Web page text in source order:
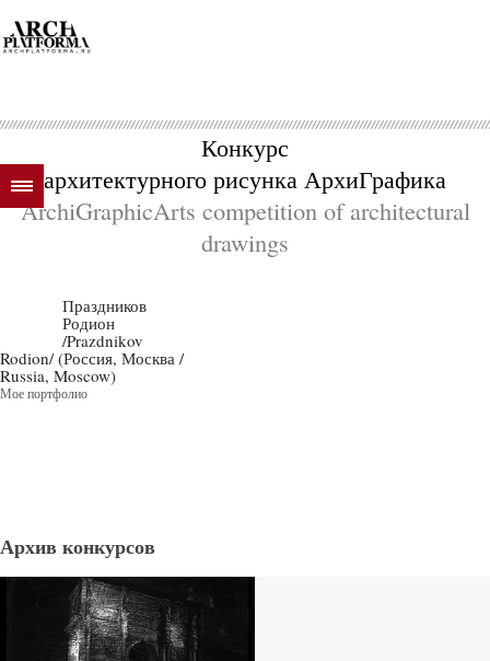
Конкурс
архитектурного рисунка АрхиГрафика
ArchiGraphicArts competition of architectural
drawings
Праздников
Родион
/Prazdnikov
Rodion/ (Россия, Москва /
Russia, Moscow)
Мое портфолио
Архив конкурсов